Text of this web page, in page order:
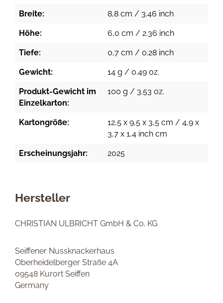
Breite: 8,8 cm / 3.46 inch
Höhe: 6,0 cm / 2.36 inch
Tiefe: 0,7 cm / 0.28 inch
Gewicht: 14 g / 0.49 oz.
Produkt-Gewicht im
Einzelkarton:
100 g / 3.53 oz.
Kartongröße:
12,5 x 9,5 x 3,5 cm / 4,9 x
3,7 x 1,4 inch cm
Erscheinungsjahr: 2025
Hersteller
CHRISTIAN ULBRICHT GmbH & Co. KG
Seiffener Nussknackerhaus
Oberheidelberger Straße 4A
09548 Kurort Seiffen
Germany